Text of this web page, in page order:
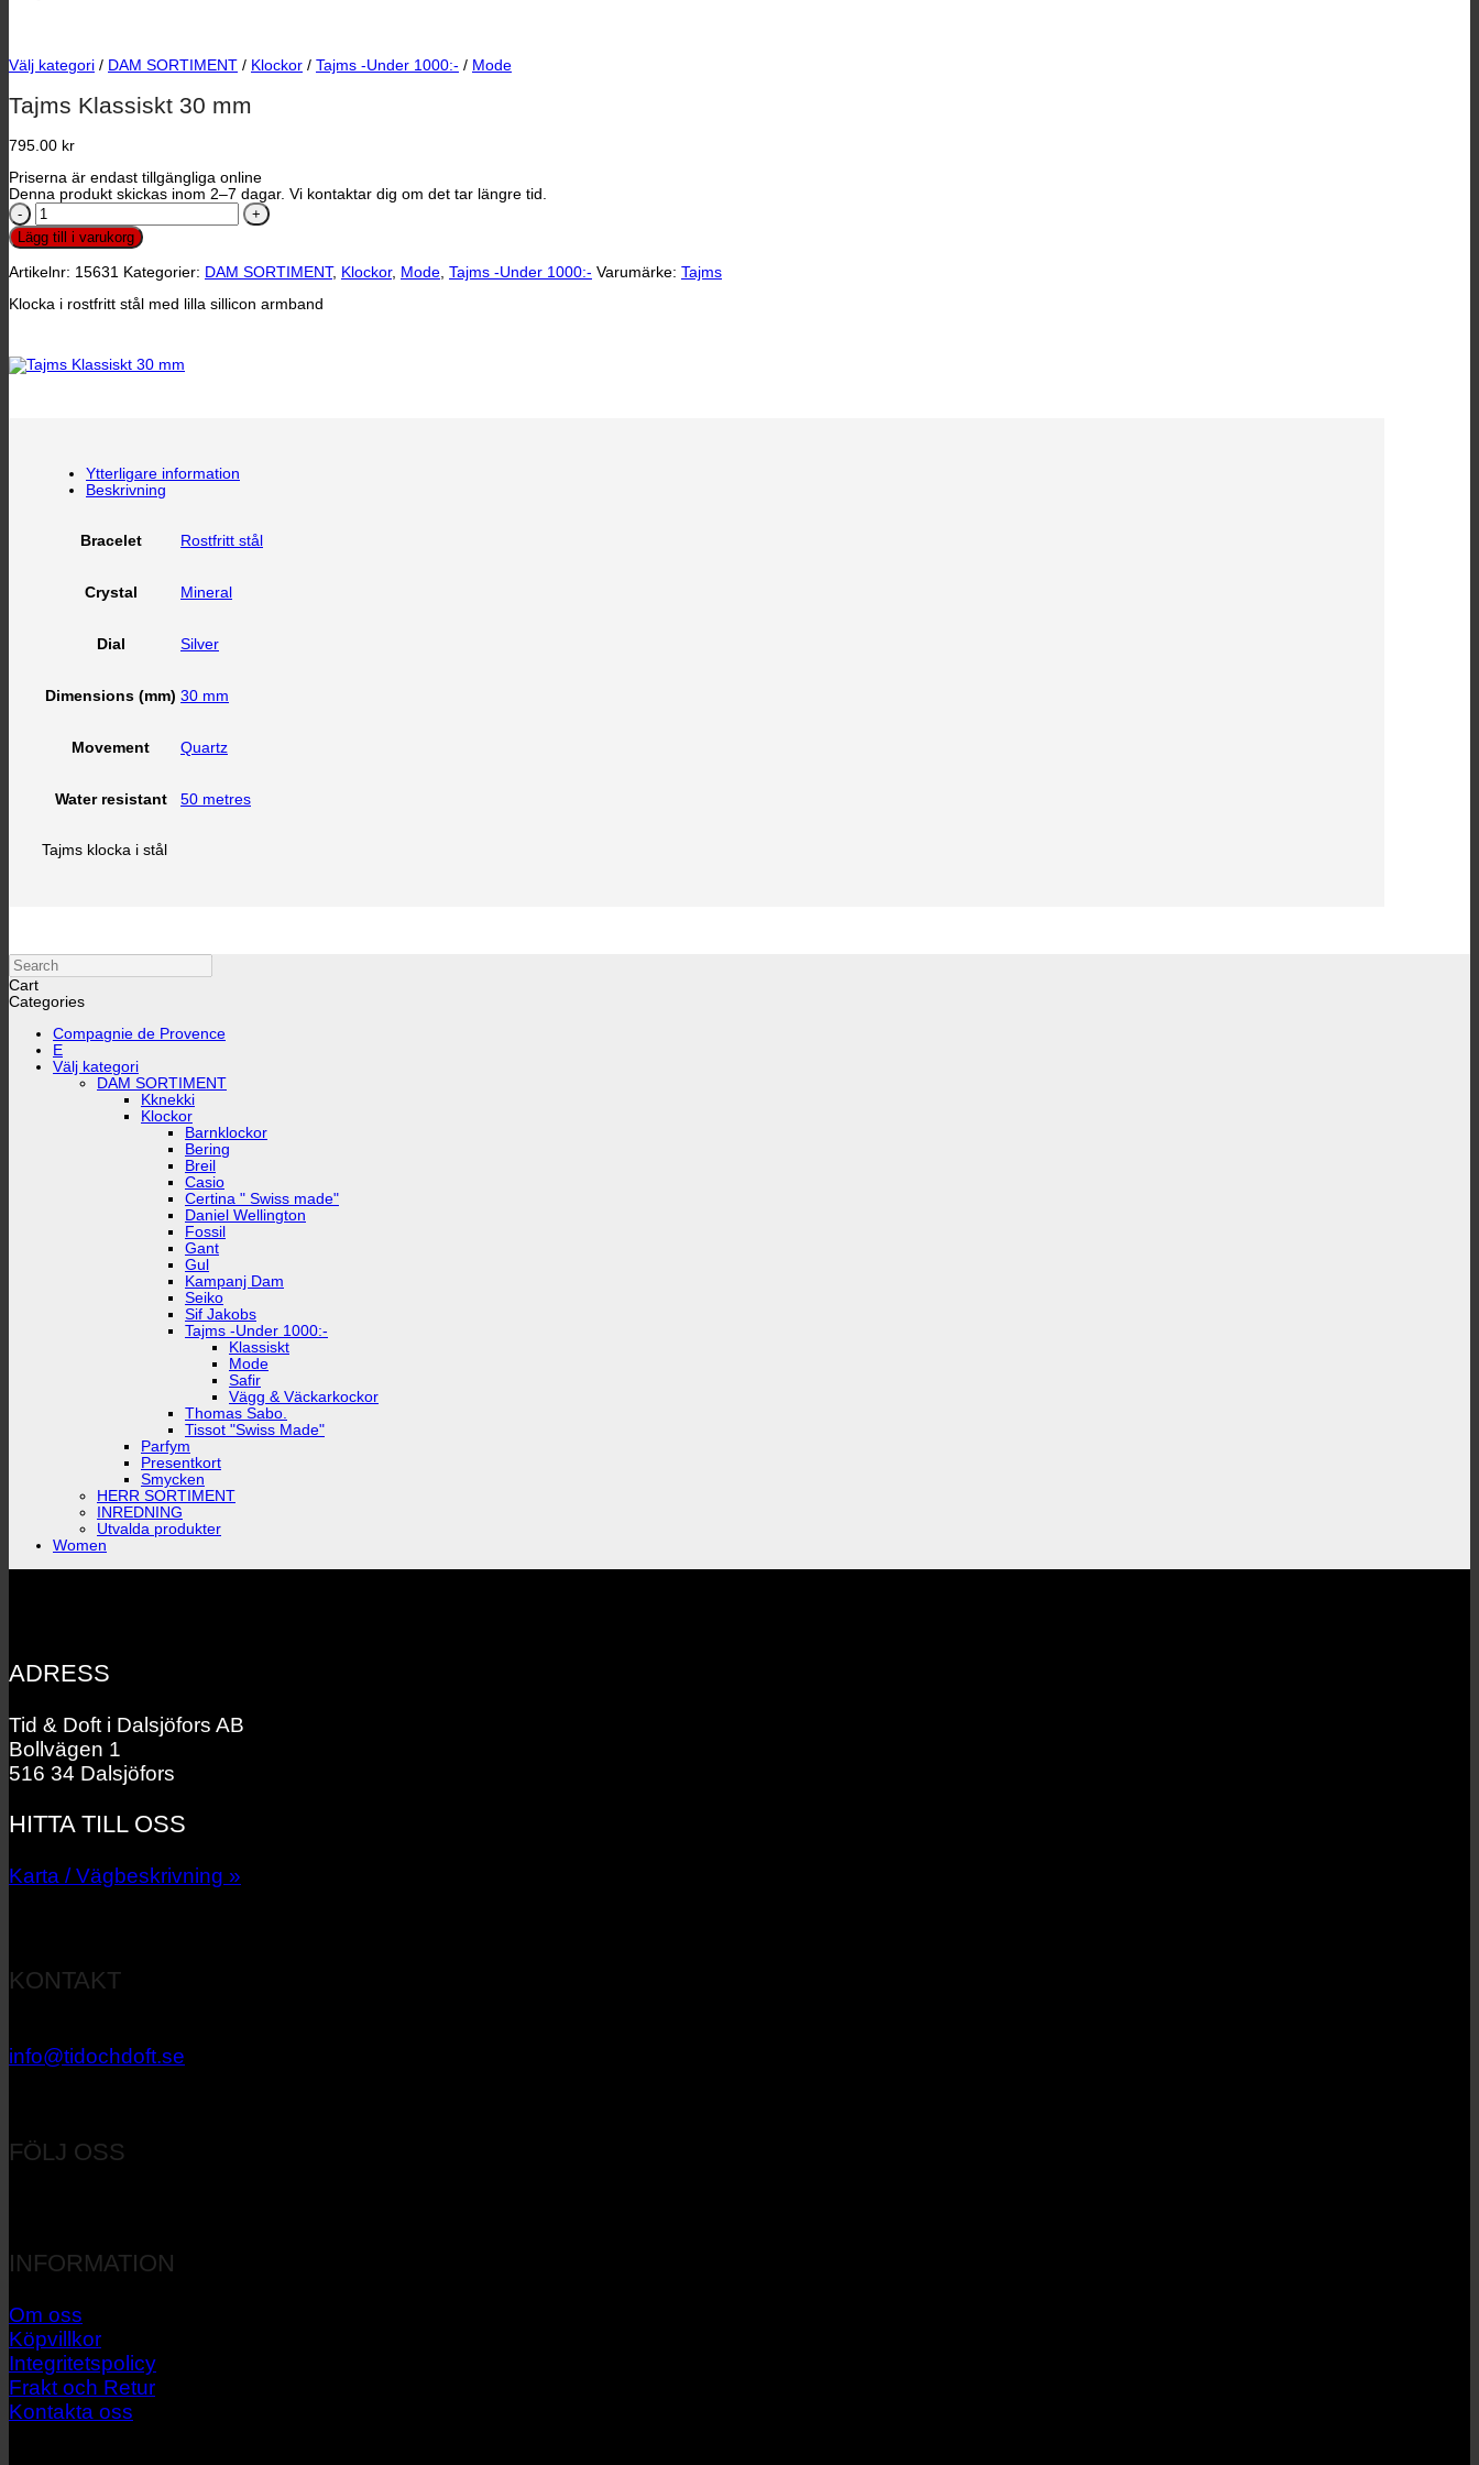
Välj kategori / DAM SORTIMENT / Klockor / Tajms -Under 1000:- / Mode
Tajms Klassiskt 30 mm
795.00 kr
Priserna är endast tillgängliga online
Denna produkt skickas inom 2–7 dagar. Vi kontaktar dig om det tar längre tid.
Tajms
Klassiskt
30
mängd
Lägg till i varukorg
Artikelnr: 15631 Kategorier: DAM SORTIMENT, Klockor, Mode Tajms -Under 1000:- Varumärke: Tajms
Klocka i rostfritt stål med lilla sillicon armband
Ytterligare information
Beskrivning
Bracelet Rostfritt stål
Crystal Mineral
Dial Silver
Dimensions (mm) 30 mm
Movement Quartz
Water resistant 50 metres
Tajms klocka i stål
Search
Cart
Categories
Compagnie de Provence
E
Välj kategori
DAM SORTIMENT
Kknekki
Klockor
Barnklockor
Bering
Breil
Casio
Certina " Swiss made"
Daniel Wellington
Fossil
Gant
Gul
Kampanj Dam
Seiko
Sif Jakobs
Tajms -Under 1000:-
Klassiskt
Mode
Safir
Vägg & Väckarkockor
Thomas Sabo.
Tissot "Swiss Made"
Parfym
Presentkort
Smycken
HERR SORTIMENT
INREDNING
Utvalda produkter
Women
ADRESS
Tid & Doft i Dalsjöfors AB
Bollvägen 1
516 34 Dalsjöfors
HITTA TILL OSS
Karta / Vägbeskrivning »
KONTAKT
info@tidochdoft.se
FÖLJ OSS
INFORMATION
Om oss
Köpvillkor
Integritetspolicy
Frakt och Retur
Kontakta oss